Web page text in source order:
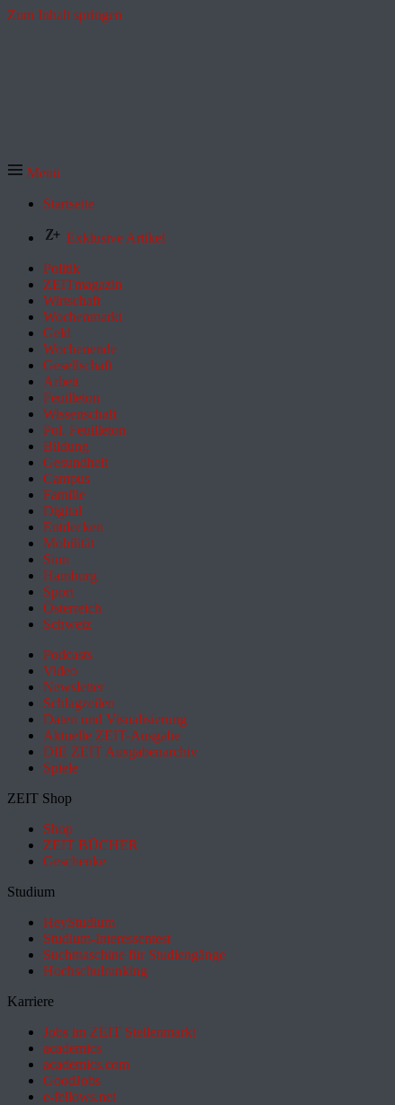
Zum Inhalt springen
Menü
Startseite
Exklusive Artikel
Politik
ZEITmagazin
Wirtschaft
Wochenmarkt
Geld
Wochenende
Gesellschaft
Arbeit
Feuilleton
Wissenschaft
Pol. Feuilleton
Bildung
Gesundheit
Campus
Familie
Digital
Entdecken
Mobilität
Sinn
Hamburg
Sport
Österreich
Schweiz
Podcasts
Video
Newsletter
Schlagzeilen
Daten und Visualisierung
Aktuelle ZEIT-Ausgabe
DIE ZEIT Ausgabenarchiv
Spiele
ZEIT Shop
Shop
ZEIT BÜCHER
Geschenke
Studium
HeyStudium
Studium-Interessentest
Suchmaschine für Studiengänge
Hochschulranking
Karriere
Jobs im ZEIT Stellenmarkt
academics
academics.com
GoodJobs
e-fellows.net